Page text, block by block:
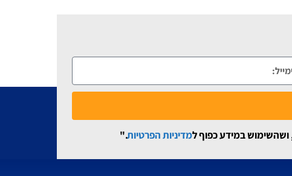
ושהשימוש במידע כפוף למדיניות הפרטיות."